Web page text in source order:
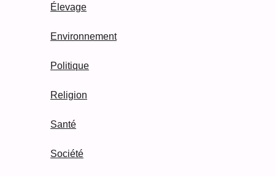
Élevage
Environnement
Politique
Religion
Santé
Société